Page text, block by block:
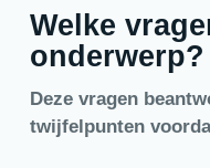
Welke
onderwerp?
Deze vragen
twijfelpunten